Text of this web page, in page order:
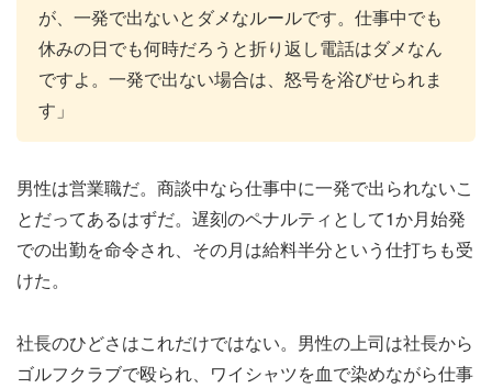
が、一発で出ないとダメなルールです。仕事中でも
休みの日でも何時だろうと折り返し電話はダメなん
ですよ。一発で出ない場合は、怒号を浴びせられま
す」
男性は営業職だ。商談中なら仕事中に一発で出られないこ
とだってあるはずだ。遅刻のペナルティとして1か月始発
での出勤を命令され、その月は給料半分という仕打ちも受
けた。
社長のひどさはこれだけではない。男性の上司は社長から
ゴルフクラブで殴られ、ワイシャツを血で染めながら仕事